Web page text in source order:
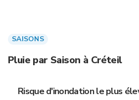
SAISONS
Pluie par Saison à Créteil
Risque d'inondation le plus